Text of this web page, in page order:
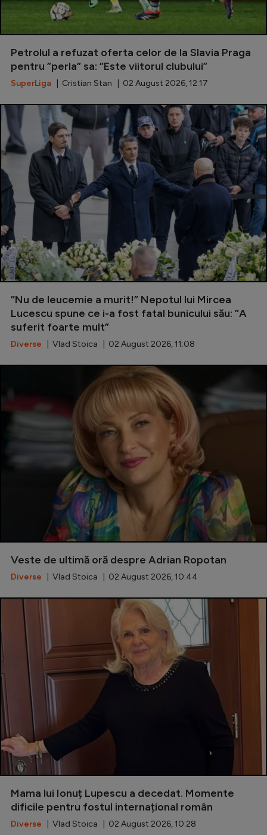
Petrolul a refuzat oferta celor de la Slavia Praga
pentru ”perla” sa: ”Este viitorul clubului”
SuperLiga | Cristian Stan | 02 August 2026, 12:17
”Nu de leucemie a murit!” Nepotul lui Mircea
Lucescu spune ce i-a fost fatal bunicului său: ”A
suferit foarte mult”
Diverse | Vlad Stoica | 02 August 2026, 11:08
Veste de ultimă oră despre Adrian Ropotan
Diverse | Vlad Stoica | 02 August 2026, 10:44
Mama lui Ionuț Lupescu a decedat. Momente
dificile pentru fostul internațional român
Diverse | Vlad Stoica | 02 August 2026, 10:28